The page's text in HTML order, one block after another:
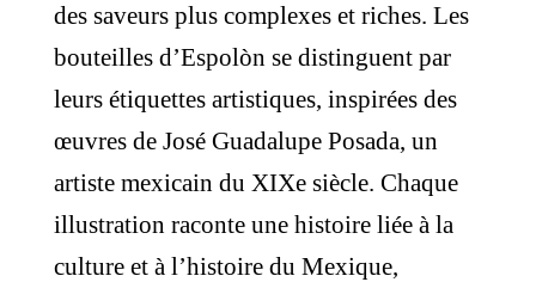
des saveurs plus complexes et riches. Les
bouteilles d’Espolòn se distinguent par
leurs étiquettes artistiques, inspirées des
œuvres de José Guadalupe Posada, un
artiste mexicain du XIXe siècle. Chaque
illustration raconte une histoire liée à la
culture et à l’histoire du Mexique,